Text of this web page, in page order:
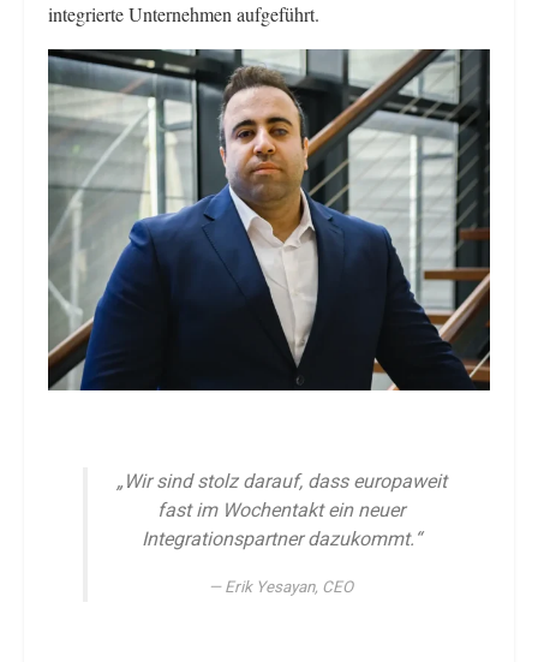
integrierte Unternehmen aufgeführt.
„Wir sind stolz darauf, dass europaweit
fast im Wochentakt ein neuer
Integrationspartner dazukommt.“
Erik Yesayan, CEO